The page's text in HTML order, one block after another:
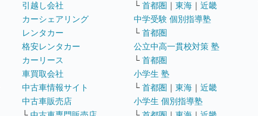
引越し会社
カーシェアリング
レンタカー
格安レンタカー
カーリース
車買取会社
中古車情報サイト
中古車販売店
└ 首都圏 ｜ 東海 ｜ 近畿
中学受験 個別指導塾
└ 首都圏
公立中高一貫校対策 塾
└ 首都圏
小学生 塾
└ 首都圏 ｜ 東海 ｜ 近畿
小学生 個別指導塾